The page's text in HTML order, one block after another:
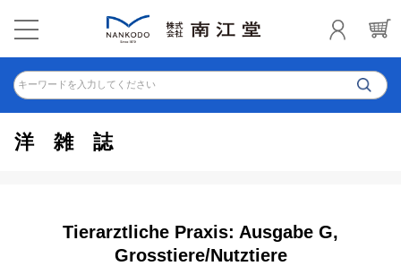
キーワードを入力してください
洋雑誌
Tierarztliche Praxis: Ausgabe G,
Grosstiere/Nutztiere